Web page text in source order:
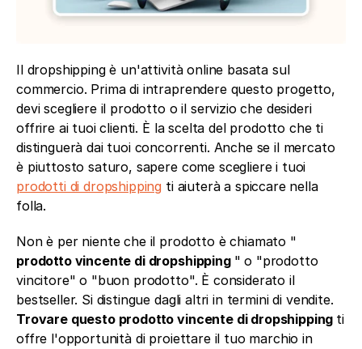
Il dropshipping è un'attività online basata sul
commercio. Prima di intraprendere questo progetto,
devi scegliere il prodotto o il servizio che desideri
offrire ai tuoi clienti. È la scelta del prodotto che ti
distinguerà dai tuoi concorrenti. Anche se il mercato
prodotti di dropshipping ti aiuterà a spiccare nella
folla.
prodotto vincente di dropshipping " o "prodotto
vincitore" o "buon prodotto". È considerato il
Trovare questo prodotto vincente di dropshipping ti
offre l'opportunità di proiettare il tuo marchio in